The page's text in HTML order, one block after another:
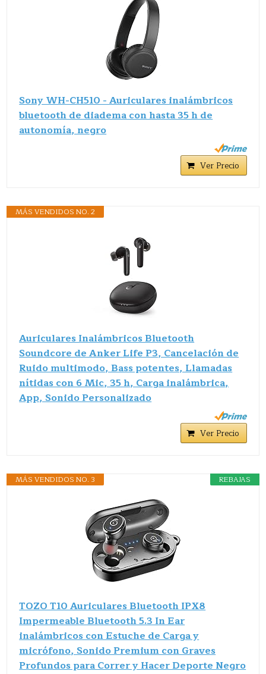
Sony WH-CH510 - Auriculares inalámbricos
bluetooth de diadema con hasta 35 h de
autonomía, negro
Ver Precio
MÁS VENDIDOS NO. 2
Auriculares Inalámbricos Bluetooth
Soundcore de Anker Life P3, Cancelación de
Ruido multimodo, Bass potentes, Llamadas
nítidas con 6 Mic, 35 h, Carga inalámbrica,
App, Sonido Personalizado
Ver Precio
REBAJAS
MÁS VENDIDOS NO. 3
TOZO T10 Auriculares Bluetooth IPX8
Impermeable Bluetooth 5.3 In Ear
inalámbricos con Estuche de Carga y
micrófono, Sonido Premium con Graves
Profundos para Correr y Hacer Deporte Negro